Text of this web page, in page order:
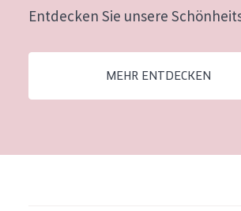
Der Sonne ausgesetzte Haut
Jedes alter
Reife Haut
Entdecken Sie unsere
MEHR ENTDECKEN